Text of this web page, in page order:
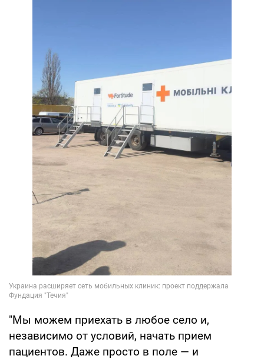
"Мы можем приехать в любое село и,
независимо от условий, начать прием
пациентов. Даже просто в поле — и